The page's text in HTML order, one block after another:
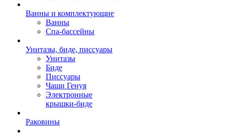
Ванны и комплектующие
Ванны
Спа-бассейны
Унитазы, биде, писсуары
Унитазы
Биде
Писсуары
Чаши Генуя
Электронные
крышки-биде
Раковины